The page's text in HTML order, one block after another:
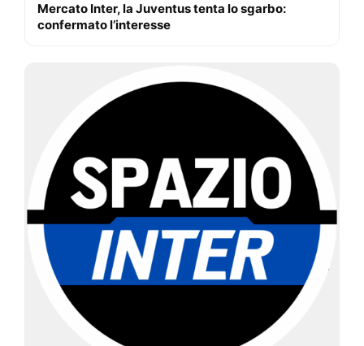
Mercato Inter, la Juventus tenta lo sgarbo:
confermato l’interesse